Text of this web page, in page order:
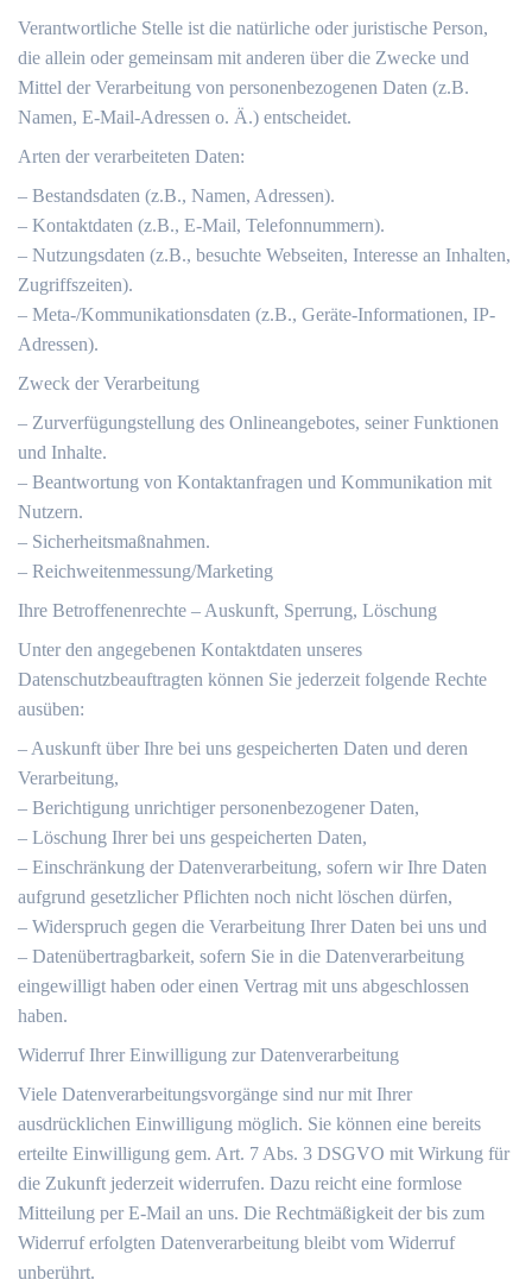
Verantwortliche Stelle ist die natürliche oder juristische Person,
die allein oder gemeinsam mit anderen über die Zwecke und
Mittel der Verarbeitung von personenbezogenen Daten (z.B.
Namen, E-Mail-Adressen o. Ä.) entscheidet.
Arten der verarbeiteten Daten:
– Bestandsdaten (z.B., Namen, Adressen).
– Kontaktdaten (z.B., E-Mail, Telefonnummern).
– Nutzungsdaten (z.B., besuchte Webseiten, Interesse an Inhalten,
Zugriffszeiten).
– Meta-/Kommunikationsdaten (z.B., Geräte-Informationen, IP-
Adressen).
Zweck der Verarbeitung
– Zurverfügungstellung des Onlineangebotes, seiner Funktionen
und Inhalte.
– Beantwortung von Kontaktanfragen und Kommunikation mit
Nutzern.
– Sicherheitsmaßnahmen.
– Reichweitenmessung/Marketing
Ihre Betroffenenrechte – Auskunft, Sperrung, Löschung
Unter den angegebenen Kontaktdaten unseres
Datenschutzbeauftragten können Sie jederzeit folgende Rechte
ausüben:
– Auskunft über Ihre bei uns gespeicherten Daten und deren
Verarbeitung,
– Berichtigung unrichtiger personenbezogener Daten,
– Löschung Ihrer bei uns gespeicherten Daten,
– Einschränkung der Datenverarbeitung, sofern wir Ihre Daten
aufgrund gesetzlicher Pflichten noch nicht löschen dürfen,
– Widerspruch gegen die Verarbeitung Ihrer Daten bei uns und
– Datenübertragbarkeit, sofern Sie in die Datenverarbeitung
eingewilligt haben oder einen Vertrag mit uns abgeschlossen
haben.
Widerruf Ihrer Einwilligung zur Datenverarbeitung
Viele Datenverarbeitungsvorgänge sind nur mit Ihrer
ausdrücklichen Einwilligung möglich. Sie können eine bereits
erteilte Einwilligung gem. Art. 7 Abs. 3 DSGVO mit Wirkung für
die Zukunft jederzeit widerrufen. Dazu reicht eine formlose
Mitteilung per E-Mail an uns. Die Rechtmäßigkeit der bis zum
Widerruf erfolgten Datenverarbeitung bleibt vom Widerruf
unberührt.